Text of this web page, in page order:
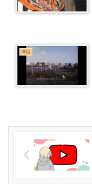
挿話